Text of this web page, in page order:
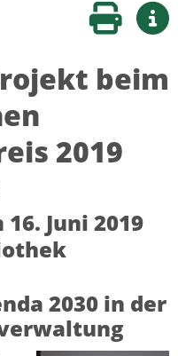
Seite
beim
2019
Juni 2019
2030 in der